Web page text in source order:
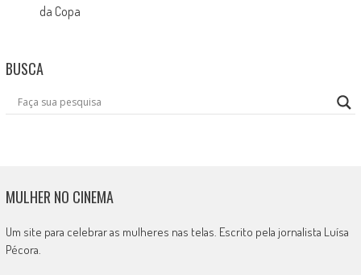
da Copa
BUSCA
MULHER NO CINEMA
Um site para celebrar as mulheres nas telas. Escrito pela jornalista Luísa
Pécora.